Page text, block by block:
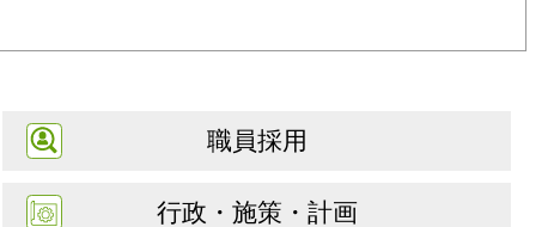
職員採用
行政・施策・計画